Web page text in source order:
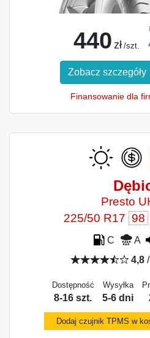
440 zł /szt.
Zobacz szczegóły
Finansowanie dla
Presto
225/50 R17 98
C A
4,8/
Dostępność
8-16 szt.
Wysyłka
5-6 dni
Dodaj czujnik TPMS w